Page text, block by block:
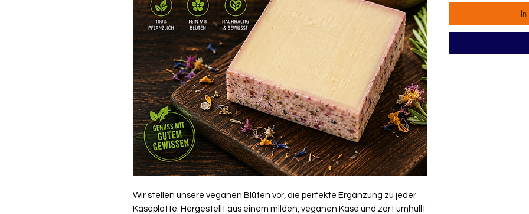
Wir stellen unsere veganen Blüten vor, die perfekte Ergänzung zu jeder
Käseplatte. Hergestellt aus einem milden, veganen Käse und zart umhüllt